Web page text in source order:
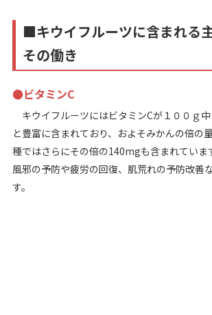
■キウイフルーツに含まれる
その働き
●ビタミンC
キウイフルーツにはビタミンCが１００ｇ
と豊富に含まれており、およそみかんの倍の
種ではさらにその倍の140mgも含まれていま
風邪の予防や疲労の回復、肌荒れの予防改善
す。